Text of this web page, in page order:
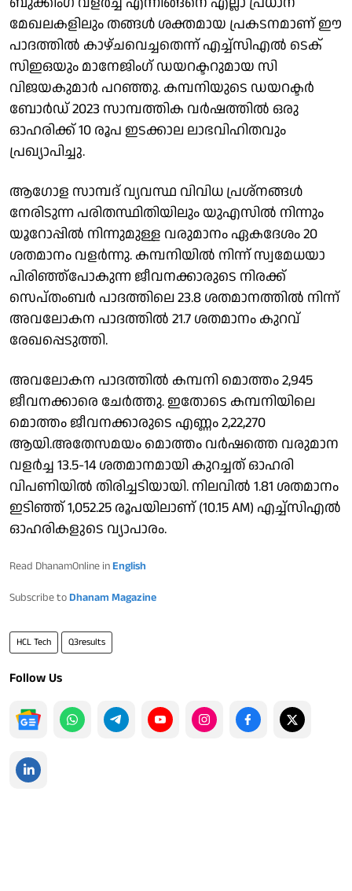
മേഖലകളിലും തങ്ങള്‍ ശക്തമായ പ്രകടനമാണ് ഈ
പാദത്തില്‍ കാഴ്ചവെച്ചതെന്ന് എച്ച്‌സിഎല്‍ ടെക്
സിഇഒയും മാനേജിംഗ് ഡയറക്ടറുമായ സി
വിജയകുമാര്‍ പറഞ്ഞു. കമ്പനിയുടെ ഡയറക്ടര്‍
ബോര്‍ഡ് 2023 സാമ്പത്തിക വര്‍ഷത്തില്‍ ഒരു
ഓഹരിക്ക് 10 രൂപ ഇടക്കാല ലാഭവിഹിതവും
പ്രഖ്യാപിച്ചു.
ആഗോള സാമ്പദ് വ്യവസ്ഥ വിവിധ പ്രശ്നങ്ങള്‍
നേരിടുന്ന പരിതസ്ഥിതിയിലും യുഎസില്‍ നിന്നും
യൂറോപ്പില്‍ നിന്നുമുള്ള വരുമാനം ഏകദേശം 20
ശതമാനം വളര്‍ന്നു. കമ്പനിയില്‍ നിന്ന് സ്വമേധയാ
പിരിഞ്ഞ്‌പോകുന്ന ജീവനക്കാരുടെ നിരക്ക്
സെപ്തംബര്‍ പാദത്തിലെ 23.8 ശതമാനത്തില്‍ നിന്ന്
അവലോകന പാദത്തില്‍ 21.7 ശതമാനം കുറവ്
രേഖപ്പെടുത്തി.
അവലോകന പാദത്തില്‍ കമ്പനി മൊത്തം 2,945
ജീവനക്കാരെ ചേര്‍ത്തു. ഇതോടെ കമ്പനിയിലെ
മൊത്തം ജീവനക്കാരുടെ എണ്ണം 2,22,270
ആയി.അതേസമയം മൊത്തം വര്‍ഷത്തെ വരുമാന
വളര്‍ച്ച 13.5-14 ശതമാനമായി കുറച്ചത് ഓഹരി
വിപണിയില്‍ തിരിച്ചടിയായി. നിലവില്‍ 1.81 ശതമാനം
ഇടിഞ്ഞ് 1,052.25 രൂപയിലാണ് (10.15 AM) എച്ച്സിഎല്‍
ഓഹരികളുടെ വ്യാപാരം.
Read DhanamOnline in English
Subscribe to Dhanam Magazine
HCL Tech Q3results
Follow Us